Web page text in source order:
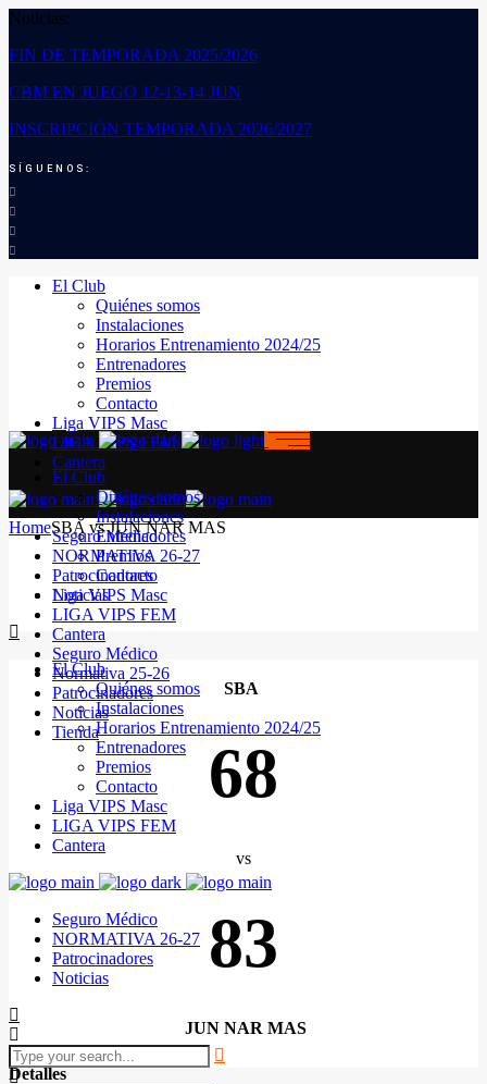
Noticias:
FIN DE TEMPORADA 2025/2026
CBM EN JUEGO 12-13-14 JUN
INSCRIPCIÓN TEMPORADA 2026/2027
SÍGUENOS:
El Club
Quiénes somos
Instalaciones
Horarios Entrenamiento 2024/25
Entrenadores
Premios
Contacto
Liga VIPS Masc
LIGA VIPS FEM
Cantera
Seguro Médico
NORMATIVA 26-27
Patrocinadores
Noticias
El Club
Quiénes somos
Instalaciones
Horarios Entrenamiento 2024/25
Entrenadores
Premios
Contacto
Liga VIPS Masc
LIGA VIPS FEM
Cantera
Seguro Médico
NORMATIVA 26-27
Patrocinadores
Noticias
El Club
Quiénes somos
Instalaciones
Entrenadores
Premios
Contacto
Liga VIPS Masc
LIGA VIPS FEM
Cantera
Seguro Médico
Normativa 25-26
Patrocinadores
Noticias
Tienda
HomeSBA vs JUN NAR MAS
SBA
68
vs
83
JUN NAR MAS
Detalles